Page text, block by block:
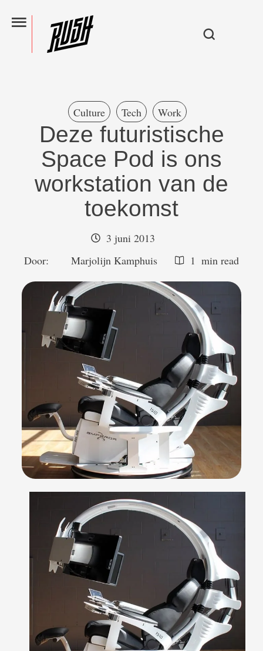
Culture Tech Work
Deze futuristische
Space Pod is ons
workstation van de
toekomst
3 juni 2013
Door:
Marjolijn Kamphuis 1 min read